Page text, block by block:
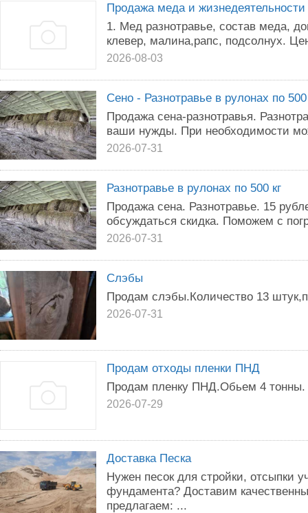
Продажа меда и жизнедеятельности
1. Мед разнотравье, состав меда,
клевер, малина,рапс, подсолнух.
2026-08-03
Сено - Разнотравье в рулонах по 500
Продажа сена-разнотравья.
ваши нужды. При необходимости
2026-07-31
Разнотравье в рулонах по 500 кг
Продажа сена. Разнотравье. 15
обсуждаться скидка. Поможем с
2026-07-31
Слэбы
Продам слэбы.Количество 13
2026-07-31
Продам отходы пленки ПНД
Продам пленку ПНД.Обьем 4 тонны.
2026-07-29
Доставка Песка
Нужен песок для стройки, отсыпки
фундамента? Доставим
предлагаем: ...